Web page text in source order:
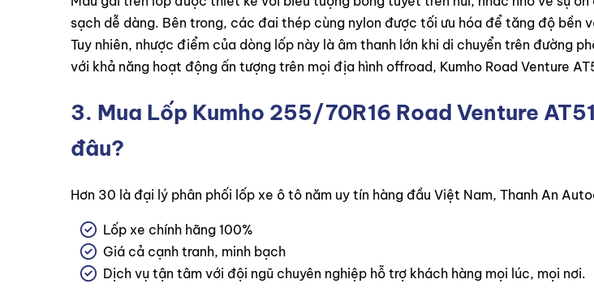
sạch dễ dàng. Bên trong, các đai thép cùng nylon được tối ưu hóa để tăng độ bền
Tuy nhiên, nhược điểm của dòng lốp này là âm thanh lớn khi di chuyển trên đường
với khả năng hoạt động ấn tượng trên mọi địa hình offroad, Kumho Road Venture
3. Mua Lốp Kumho 255/70R16 Road Venture
đâu?
Hơn 30 là đại lý phân phối lốp xe ô tô năm uy tín hàng đầu Việt Nam, Thanh An
Lốp xe chính hãng 100%
Giá cả cạnh tranh, minh bạch
Dịch vụ tận tâm với đội ngũ chuyên nghiệp hỗ trợ khách hàng mọi lúc, mọi nơi.